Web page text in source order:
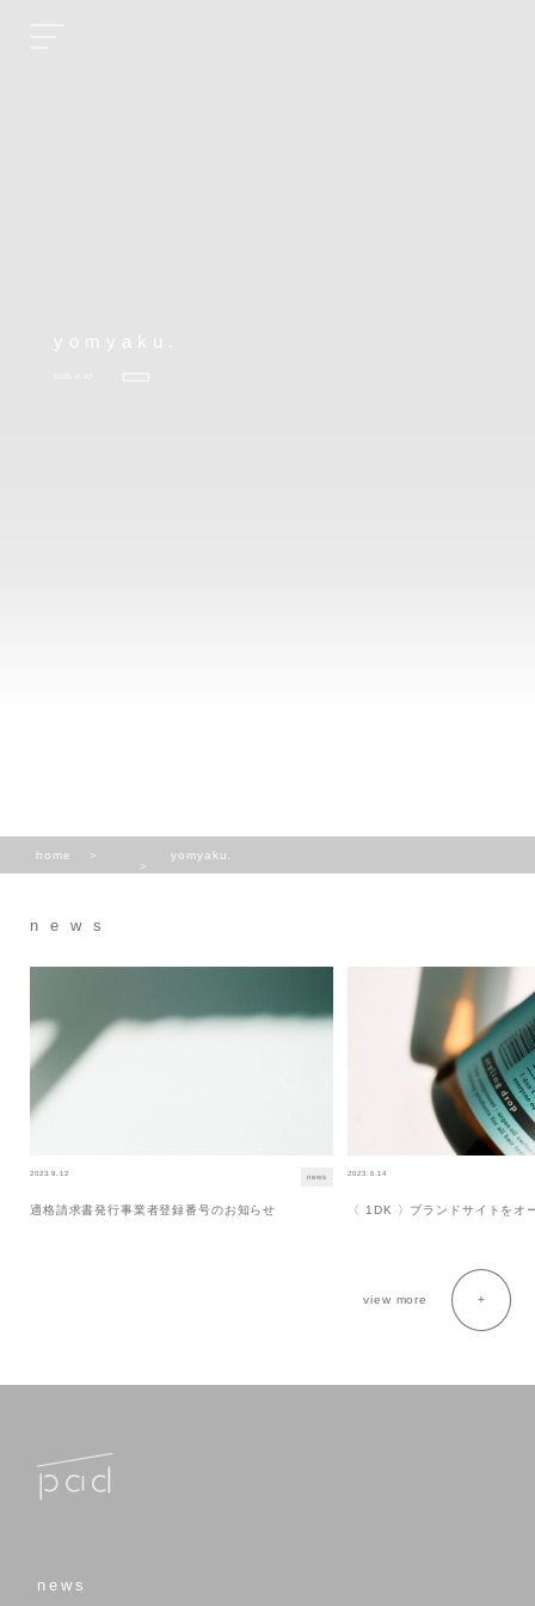
yomyaku.
home yomyaku.
news
2023.9.12 news
適格請求書発行事業者登録番号のお知らせ
2023.6.14
〈 1DK 〉ブランドサイトをオ
view more
news